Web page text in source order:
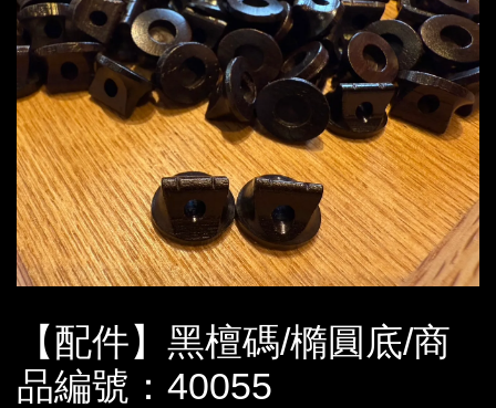
【配件】黑檀碼/橢圓底/商
品編號：40055